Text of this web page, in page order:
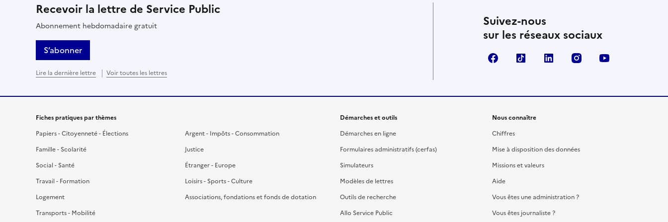
Recevoir la lettre de Service Public
Abonnement hebdomadaire gratuit
S’abonner
Lire la dernière lettre Voir toutes les lettres
Suivez-nous
sur les réseaux sociaux
FacebookTikTok LinkedIn Instagram
Fiches pratiques par thèmes
Papiers - Citoyenneté - Élections
Famille - Scolarité
Social - Santé
Travail - Formation
Logement
Transports - Mobilité
Argent - Impôts - Consommation
Justice
Étranger - Europe
Loisirs - Sports - Culture
Associations, fondations et fonds de dotation
Démarches et outils
Démarches en ligne
Formulaires administratifs (cerfas)
Simulateurs
Modèles de lettres
Outils de recherche
Allo Service Public
Nous connaître
Chiffres
Mise à disposition des données
Missions et valeurs
Aide
Vous êtes une administration ?
Vous êtes journaliste ?